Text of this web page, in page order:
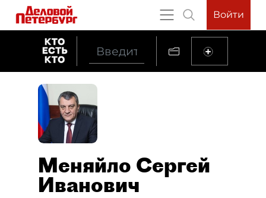
Войти
Меняйло Сергей
Иванович